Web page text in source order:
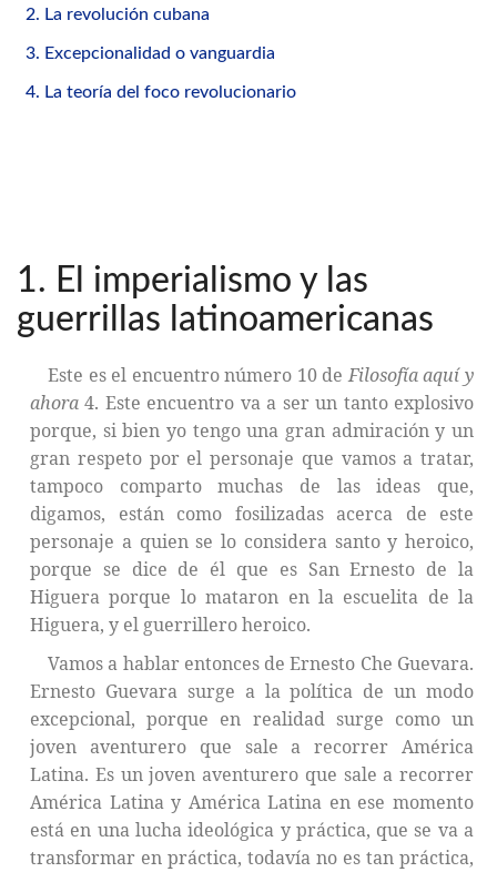
2. La revolución cubana
3. Excepcionalidad o vanguardia
4. La teoría del foco revolucionario
1. El imperialismo y las
guerrillas latinoamericanas
Este es el encuentro número 10 deFilosofía aquí y
ahora 4. Este encuentro va a ser un tanto explosivo
porque, si bien yo tengo una gran admiración y un
gran respeto por el personaje que vamos a tratar,
tampoco comparto muchas de las ideas que,
digamos, están como fosilizadas acerca de este
personaje a quien se lo considera santo y heroico,
porque se dice de él que es San Ernesto de la
Higuera porque lo mataron en la escuelita de la
Higuera, y el guerrillero heroico.
Vamos a hablar entonces de Ernesto Che Guevara.
Ernesto Guevara surge a la política de un modo
excepcional, porque en realidad surge como un
joven aventurero que sale a recorrer América
Latina. Es un joven aventurero que sale a recorrer
América Latina y América Latina en ese momento
está en una lucha ideológica y práctica, que se va a
transformar en práctica, todavía no es tan práctica,